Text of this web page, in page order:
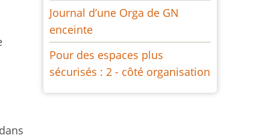
Journal d’une Orga de GN
enceinte
Pour des espaces plus
sécurisés : 2 - côté organisation